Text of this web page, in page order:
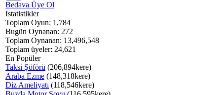
Bedava Üye Ol
Istatistikler
Toplam Oyun: 1,784
Bugün Oynanan: 272
Toplam Oynanan: 13,496,548
Toplam üyeler: 24,621
En Popüler
Taksi Şöförü (206,894kere)
Araba Ezme (148,318kere)
Diz Ameliyatı (118,546kere)